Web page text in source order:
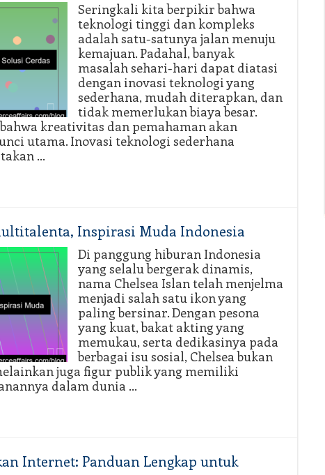
Seringkali kita berpikir bahwa
teknologi tinggi dan kompleks
adalah satu-satunya jalan menuju
kemajuan. Padahal, banyak
masalah sehari-hari dapat diatasi
dengan inovasi teknologi yang
sederhana, mudah diterapkan, dan
tidak memerlukan biaya besar.
kreativitas dan pemahaman akan
utama. Inovasi teknologi sederhana
…
Inspirasi Muda Indonesia
Di panggung hiburan Indonesia
yang selalu bergerak dinamis,
nama Chelsea Islan telah menjelma
menjadi salah satu ikon yang
paling bersinar. Dengan pesona
yang kuat, bakat akting yang
memukau, serta dedikasinya pada
berbagai isu sosial, Chelsea bukan
juga figur publik yang memiliki
dalam dunia …
Internet: Panduan Lengkap untuk